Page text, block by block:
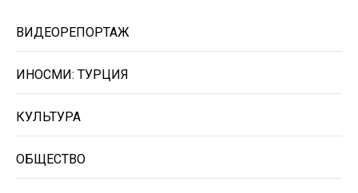
ВИДЕОРЕПОРТАЖ
ИНОСМИ: ТУРЦИЯ
КУЛЬТУРА
ОБЩЕСТВО